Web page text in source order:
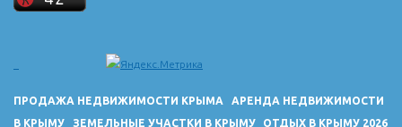
ПРОДАЖА НЕДВИЖИМОСТИ КРЫМА
АРЕНДА НЕДВИЖИМОСТИ
В КРЫМУ
ЗЕМЕЛЬНЫЕ УЧАСТКИ В КРЫМУ ОТДЫХ В КРЫМУ 2026